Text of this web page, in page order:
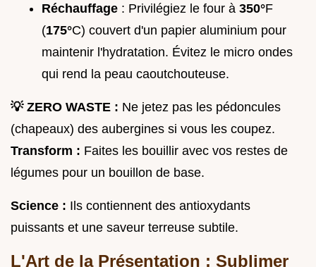
Réchauffage : Privilégiez le four à 350°F
(175°C) couvert d'un papier aluminium pour
maintenir l'hydratation. Évitez le micro ondes
qui rend la peau caoutchouteuse.
💡 ZERO WASTE : Ne jetez pas les pédoncules
(chapeaux) des aubergines si vous les coupez.
Transform : Faites les bouillir avec vos restes de
légumes pour un bouillon de base.
Science : Ils contiennent des antioxydants
puissants et une saveur terreuse subtile.
L'Art de la Présentation : Sublimer